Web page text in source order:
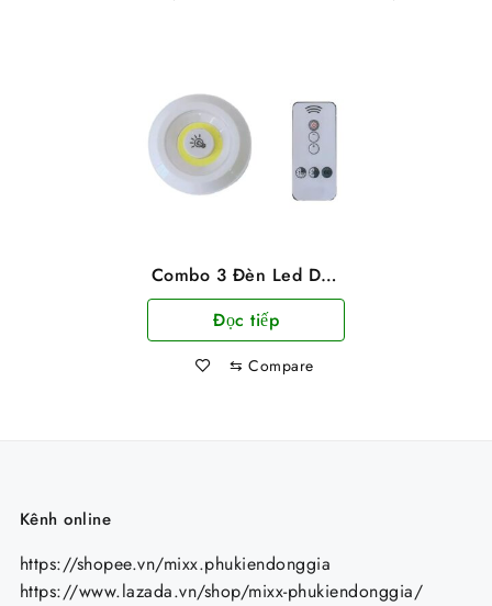
Combo 3 Đèn Led Dán
Tường Hẹn Giờ Có
Remote Điều Khiển
Đọc tiếp
⇆ Compare
Kênh online
https://shopee.vn/mixx.phukiendonggia
https://www.lazada.vn/shop/mixx-phukiendonggia/